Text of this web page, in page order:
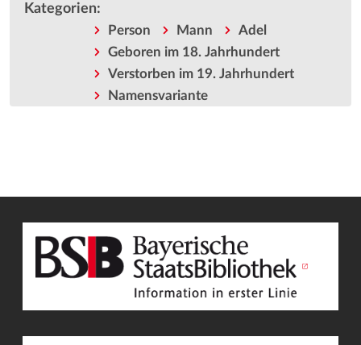
Kategorien:
Person Mann
Adel
Geboren im 18. Jahrhundert
Verstorben im 19. Jahrhundert
Namensvariante